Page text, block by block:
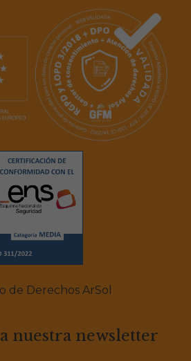
de Derechos ArSol
nuestra newsletter